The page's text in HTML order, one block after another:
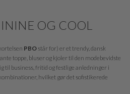
OG COOL
PBO står for) er et trendy, dansk
toppe, bluser og kjoler til den modebevidste
til business, fritid og festlige anledninger i
hvilket gør det sofistikerede